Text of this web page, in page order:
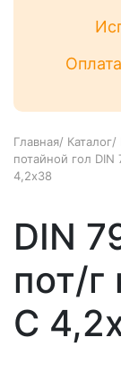
Главная/ Каталог/
потайной гол DIN
4,2х38
DIN
пот/
С